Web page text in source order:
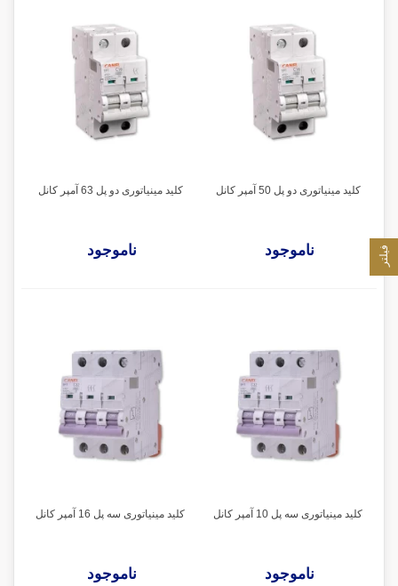
کلید مینیاتوری دو پل 50 آمپر کانل
ناموجود
کلید مینیاتوری دو پل 63 آمپر کانل
ناموجود
کلید مینیاتوری سه پل 10 آمپر کانل
ناموجود
کلید مینیاتوری سه پل 16 آمپر کانل
ناموجود
فیلتر